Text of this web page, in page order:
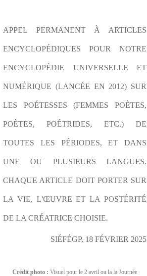
APPEL PERMANENT À ARTICLES
ENCYCLOPÉDIQUES POUR NOTRE
ENCYCLOPÉDIE UNIVERSELLE ET
NUMÉRIQUE (LANCÉE EN 2012) SUR
LES POÉTESSES (FEMMES POÈTES,
POÈTES, POÉTRIDES, ETC.) DE
TOUTES LES PÉRIODES, ET DANS
UNE OU PLUSIEURS LANGUES.
CHAQUE ARTICLE DOIT PORTER SUR
LA VIE, L'ŒUVRE ET LA POSTÉRITÉ
DE LA CRÉATRICE CHOISIE.
SIÉFÉGP, 18 FÉVRIER 2025
Crédit photo : Visuel pour le 2 avril ou la la Journée